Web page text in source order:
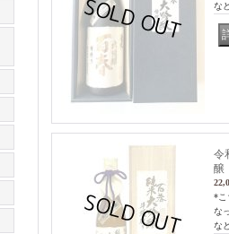
な
令
醸
*こ
な
な